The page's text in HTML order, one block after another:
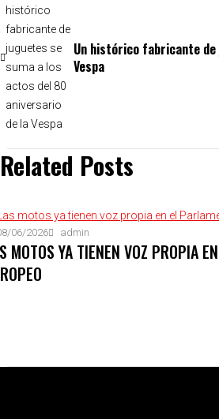
Un histórico fabricante
Vespa
Related Posts
06/2026 admin
MOTOS YA TIENEN VOZ PROPIA